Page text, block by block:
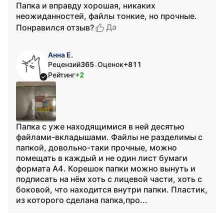
Папка и вправду хорошая, никаких
неожиданностей, файлы тонкие, но прочные.
Понравился отзыв?
Да
Анна Е.
Рецензий365•Оценок+811
Рейтинг+2
Папка с уже находящимися в ней десятью
файлами-вкладышами. Файлы не разделимы с
папкой, довольно-таки прочные, можно
помещать в каждый и не один лист бумаги
формата А4. Корешок папки можно вынуть и
подписать на нём хоть с лицевой части, хоть с
боковой, что находится внутри папки. Пластик,
из которого сделана папка,про...